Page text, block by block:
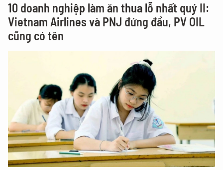
10 doanh nghiệp làm ăn thua lỗ nhất quý II:
Vietnam Airlines và PNJ đứng đầu, PV OIL
cũng có tên